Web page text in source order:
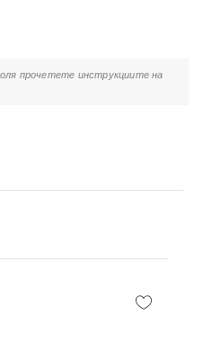
прочетете инструкциите на